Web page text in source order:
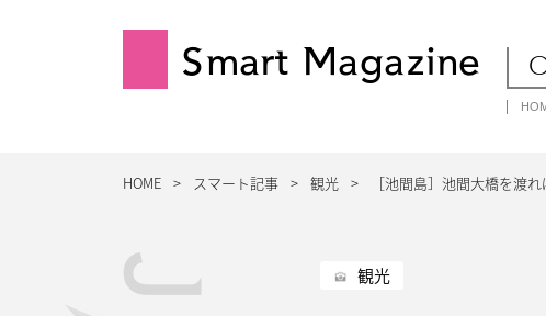
Smart Magazine
HOME スマート記事 観光 ［池間島］池間大橋を渡
観光